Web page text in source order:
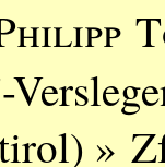
»